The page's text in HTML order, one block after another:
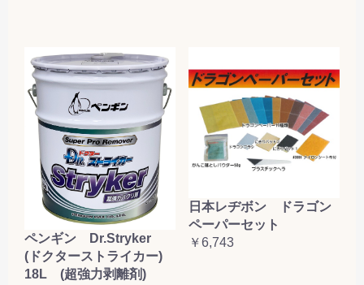
ペンギン Dr.Stryker
(ドクターストライカー)
18L (超強力剥離剤)
日本レヂボン ドラゴン
ペーパーセット
￥6,743